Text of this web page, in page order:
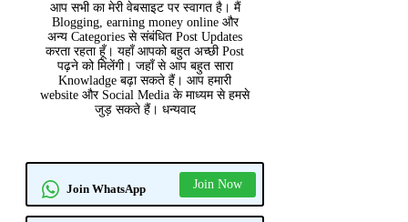
आप सभी का मेरी वेबसाइट पर स्वागत है। मैं
Blogging, earning money online और
अन्य Categories से संबंधित Post Updates
करता रहता हूँ। यहाँ आपको बहुत अच्छी Post
पढ़ने को मिलेंगी। जहाँ से आप बहुत सारा
Knowladge बढ़ा सकते हैं। आप हमारी
website और Social Media के माध्यम से हमसे
जुड़ सकते हैं। धन्यवाद
Join WhatsApp Join Now